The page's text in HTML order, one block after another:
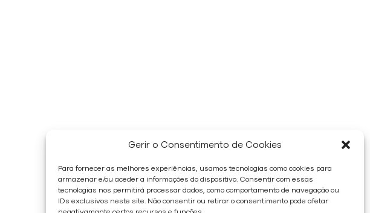
Gerir o Consentimento de Cookies
Para fornecer as melhores experiências, usamos tecnologias como cookies para
armazenar e/ou aceder a informações do dispositivo. Consentir com essas
tecnologias nos permitirá processar dados, como comportamento de navegação ou
IDs exclusivos neste site. Não consentir ou retirar o consentimento pode afetar